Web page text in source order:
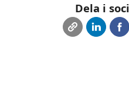
Dela i